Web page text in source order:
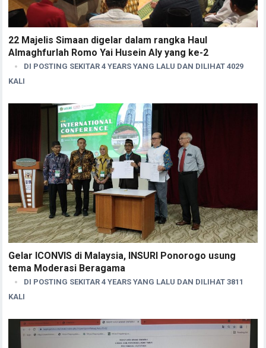
22 Majelis Simaan digelar dalam rangka Haul
Almaghfurlah Romo Yai Husein Aly yang ke-2
DI POSTING SEKITAR 4 YEARS YANG LALU DAN DILIHAT 4029
KALI
Gelar ICONVIS di Malaysia, INSURI Ponorogo usung
tema Moderasi Beragama
DI POSTING SEKITAR 4 YEARS YANG LALU DAN DILIHAT 3811
KALI